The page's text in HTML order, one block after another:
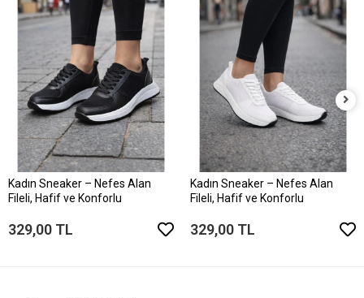
Kadın Sneaker – Nefes Alan
Fileli, Hafif ve Konforlu
329,00 TL
Kadın Sneaker – Nefes Alan
Fileli, Hafif ve Konforlu
329,00 TL